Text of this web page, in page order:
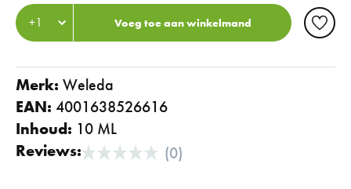
Voeg toe aan winkelmand
Merk:
weleda
EAN: 4001638526616
Inhoud: 10 ML
Reviews:
(0)